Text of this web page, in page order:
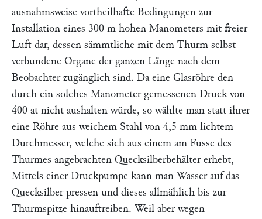
ausnahmsweise vortheilhafte Bedingungen zur
Installation eines 300 m hohen Manometers mit freier
Luft dar, dessen sämmtliche mit dem Thurm selbst
verbundene Organe der ganzen Länge nach dem
Beobachter zugänglich sind. Da eine Glasröhre den
durch ein solches Manometer gemessenen Druck von
400 at nicht aushalten würde, so wählte man statt ihrer
eine Röhre aus weichem Stahl von 4,5 mm lichtem
Durchmesser, welche sich aus einem am Fusse des
Thurmes angebrachten Quecksilberbehälter erhebt,
Mittels einer Druckpumpe kann man Wasser auf das
Quecksilber pressen und dieses allmählich bis zur
Thurmspitze hinauftreiben. Weil aber wegen